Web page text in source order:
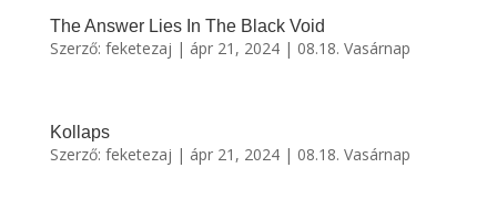
The Answer Lies In The Black Void
Szerző: feketezaj | ápr 21, 2024| 08.18. Vasárnap
Kollaps
Szerző: feketezaj | ápr 21, 2024| 08.18. Vasárnap